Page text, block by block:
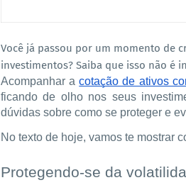
Você já passou por um momento de
investimentos? Saiba que isso não é
Acompanhar acotação de ativos
ficando de olho nos seus
dúvidas sobre como se proteger e
No texto de hoje, vamos te mostrar
Protegendo-se da